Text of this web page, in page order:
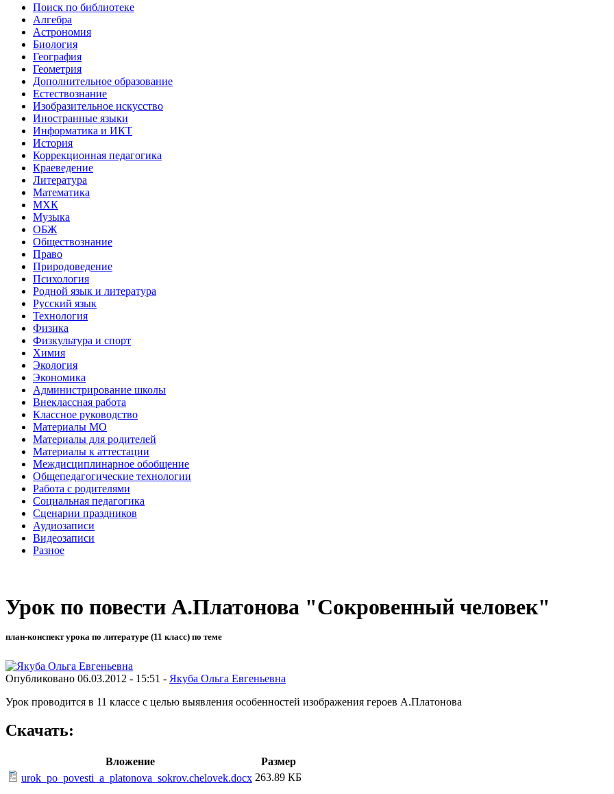
Поиск по библиотеке
Алгебра
Астрономия
Биология
География
Геометрия
Дополнительное образование
Естествознание
Изобразительное искусство
Иностранные языки
Информатика и ИКТ
История
Коррекционная педагогика
Краеведение
Литература
Математика
МХК
Музыка
ОБЖ
Обществознание
Право
Природоведение
Психология
Родной язык и литература
Русский язык
Технология
Физика
Физкультура и спорт
Химия
Экология
Экономика
Администрирование школы
Внеклассная работа
Классное руководство
Материалы МО
Материалы для родителей
Материалы к аттестации
Междисциплинарное обобщение
Общепедагогические технологии
Работа с родителями
Социальная педагогика
Сценарии праздников
Аудиозаписи
Видеозаписи
Разное
Урок по повести А.Платонова "Сокровенный человек"
план-конспект урока по литературе (11 класс) по теме
Опубликовано 06.03.2012 - 15:51 - Якуба Ольга Евгеньевна
Урок проводится в 11 классе с целью выявления особенностей изображения героев А.Платонова
Скачать:
Вложение
Размер
urok_po_povesti_a_platonova_sokrov.chelovek.docx 263.89 КБ